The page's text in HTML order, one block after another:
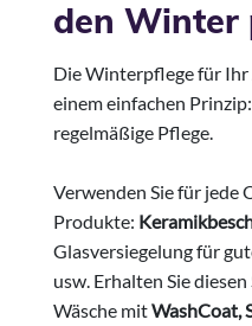
den Winter
Die Winterpflege für
einem einfachen
regelmäßige Pflege.
Verwenden Sie für jede
Produkte:
Glasversiegelung für
usw. Erhalten Sie
Wäsche mitWashCoat,